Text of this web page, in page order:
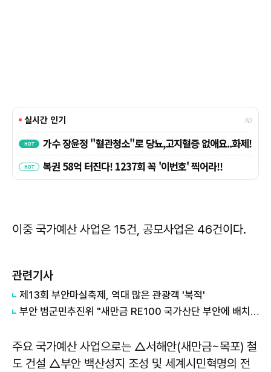
이중 국가예산 사업은 15건, 공모사업은 46건이다.
관련기사
제13회 부안마실축제, 역대 많은 관광객 '북적'
부안 범군민추진위 "새만금 RE100 국가산단 부안에 배치해야"
주요 국가예산 사업으로는 △서해안(새만금~목포) 철
도 건설 △부안 백산성지 조성 및 세계시민혁명의 전